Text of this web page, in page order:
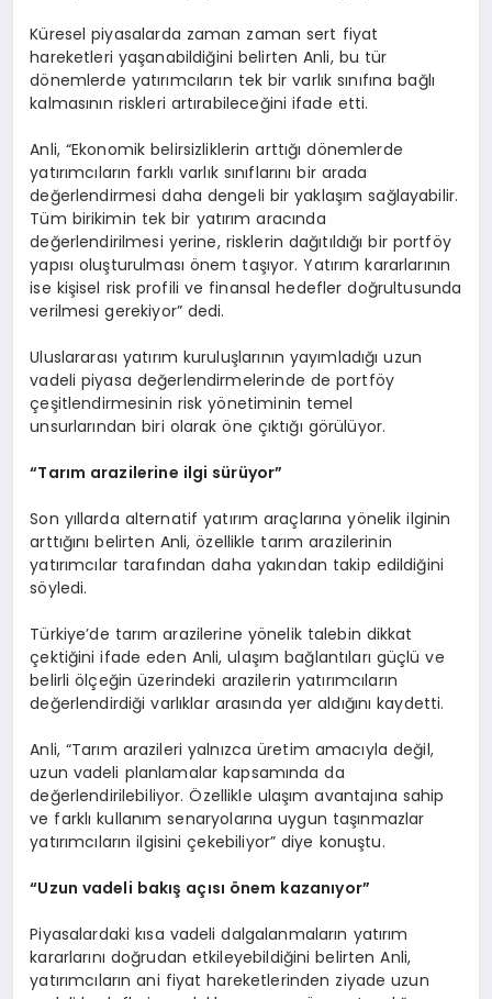
Küresel piyasalarda zaman zaman sert fiyat
hareketleri yaşanabildiğini belirten Anli, bu tür
dönemlerde yatırımcıların tek bir varlık sınıfına bağlı
kalmasının riskleri artırabileceğini ifade etti.
Anli, “Ekonomik belirsizliklerin arttığı dönemlerde
yatırımcıların farklı varlık sınıflarını bir arada
değerlendirmesi daha dengeli bir yaklaşım sağlayabilir.
Tüm birikimin tek bir yatırım aracında
değerlendirilmesi yerine, risklerin dağıtıldığı bir portföy
yapısı oluşturulması önem taşıyor. Yatırım kararlarının
ise kişisel risk profili ve finansal hedefler doğrultusunda
verilmesi gerekiyor” dedi.
Uluslararası yatırım kuruluşlarının yayımladığı uzun
vadeli piyasa değerlendirmelerinde de portföy
çeşitlendirmesinin risk yönetiminin temel
unsurlarından biri olarak öne çıktığı görülüyor.
“Tarım arazilerine ilgi sürüyor”
Son yıllarda alternatif yatırım araçlarına yönelik ilginin
arttığını belirten Anli, özellikle tarım arazilerinin
yatırımcılar tarafından daha yakından takip edildiğini
söyledi.
Türkiye’de tarım arazilerine yönelik talebin dikkat
çektiğini ifade eden Anli, ulaşım bağlantıları güçlü ve
belirli ölçeğin üzerindeki arazilerin yatırımcıların
değerlendirdiği varlıklar arasında yer aldığını kaydetti.
Anli, “Tarım arazileri yalnızca üretim amacıyla değil,
uzun vadeli planlamalar kapsamında da
değerlendirilebiliyor. Özellikle ulaşım avantajına sahip
ve farklı kullanım senaryolarına uygun taşınmazlar
yatırımcıların ilgisini çekebiliyor” diye konuştu.
“Uzun vadeli bakış açısı önem kazanıyor”
Piyasalardaki kısa vadeli dalgalanmaların yatırım
kararlarını doğrudan etkileyebildiğini belirten Anli,
yatırımcıların ani fiyat hareketlerinden ziyade uzun